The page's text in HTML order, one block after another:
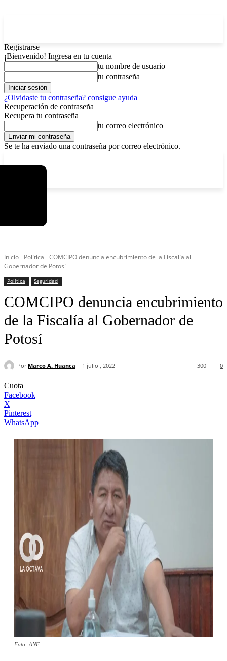
Registrarse
¡Bienvenido! Ingresa en tu cuenta
tu nombre de usuario
tu contraseña
¿Olvidaste tu contraseña? consigue ayuda
Recuperación de contraseña
Recupera tu contraseña
tu correo electrónico
Se te ha enviado una contraseña por correo electrónico.
Inicio Política
COMCIPO denuncia encubrimiento de la Fiscalía al
Gobernador de Potosí
Política Seguridad
COMCIPO denuncia encubrimiento
de la Fiscalía al Gobernador de
Potosí
Por Marco A. Huanca 1 julio , 2022 0
300
Cuota
Facebook
X
Pinterest
WhatsApp
Foto: ANF